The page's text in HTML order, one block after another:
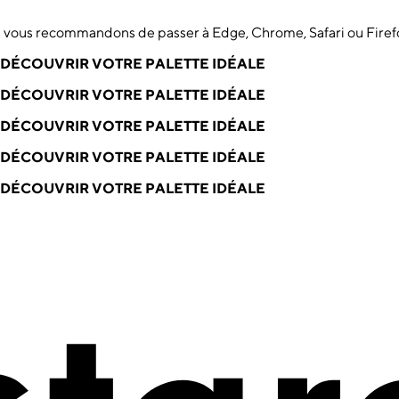
recommandons de passer à Edge, Chrome, Safari ou
VOTRE PALETTE IDÉALE
VOTRE PALETTE IDÉALE
VOTRE PALETTE IDÉALE
VOTRE PALETTE IDÉALE
VOTRE PALETTE IDÉALE